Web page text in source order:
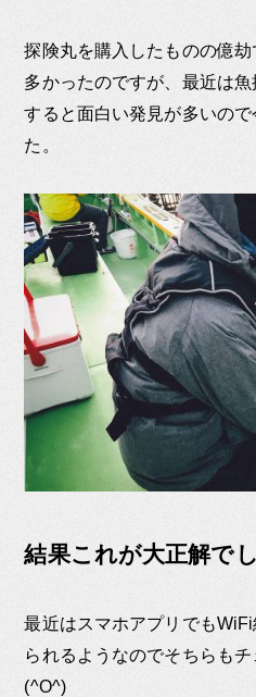
探険丸を購入したものの億
多かったのですが、最近は
すると面白い発見が多いの
た。
結果これが大正解で
最近はスマホアプリでも
られるようなのでそちらも
(^O^)